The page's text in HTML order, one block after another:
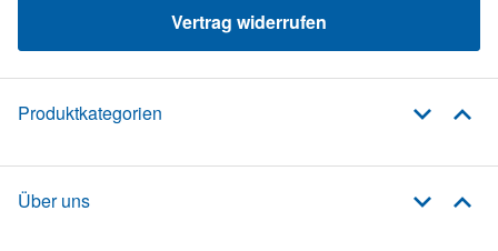
Vertrag widerrufen
Produktkategorien
Über uns